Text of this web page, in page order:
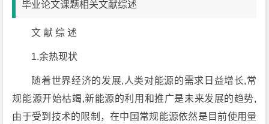
毕业论文课题相关文献综述
文 献 综 述
1.余热现状
随着世界经济的发展,人类对能源的需求日益增长,常
规能源开始枯竭,新能源的利用和推广是未来发展的趋势,
由于受到技术的限制，在中国常规能源依然是目前使用量